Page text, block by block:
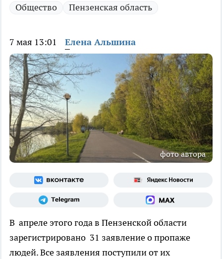
Общество Пензенская область
7 мая 13:01 Елена Альшина
фото автора
В апреле этого года в Пензенской области
зарегистрировано 31 заявление о пропаже
людей. Все заявления поступили от их